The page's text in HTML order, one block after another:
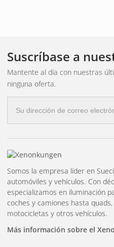
Suscríbase a
Mantente al día con nuestras
ninguna oferta.
electrónico
Somos la empresa líder en
automóviles y vehículos. Con
especializamos en iluminación
coches y camiones hasta
motocicletas y otros vehículos.
Más información sobre el